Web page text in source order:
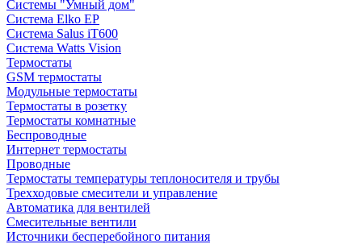
Системы "Умный дом"
Система Elko EP
Система Salus iT600
Система Watts Vision
Термостаты
GSM термостаты
Модульные термостаты
Термостаты в розетку
Термостаты комнатные
Беспроводные
Интернет термостаты
Проводные
Термостаты температуры теплоносителя и трубы
Трехходовые смесители и управление
Автоматика для вентилей
Смесительные вентили
Источники бесперебойного питания